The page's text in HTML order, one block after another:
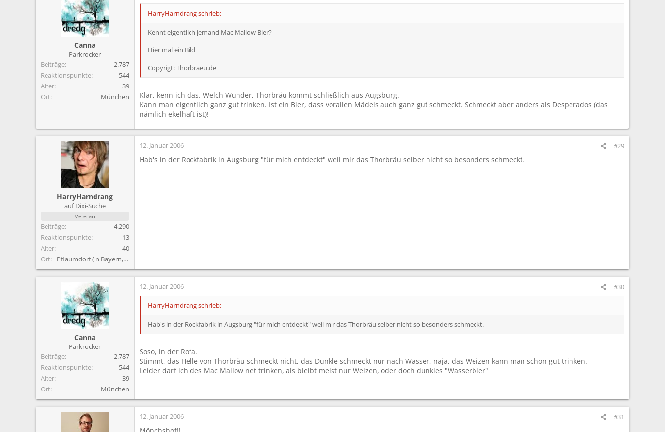
Canna
Parkrocker
Beiträge
2.787
Reaktionspunkte
544
Alter
39
Ort
München
HarryHarndrang schrieb:
Kennt eigentlich jemand Mac Mallow Bier?
Hier mal ein Bild
Copyrigt: Thorbraeu.de
Klar, kenn ich das. Welch Wunder, Thorbräu kommt schließlich aus Augsburg.
Kann man eigentlich ganz gut trinken. Ist ein Bier, dass vorallen Mädels auch ganz gut schmeckt. Schmeckt aber anders als Desperados (das
nämlich ekelhaft ist)!
HarryHarndrang
auf Dixi-Suche
Veteran
Beiträge
4.290
Reaktionspunkte
13
Alter
40
Ort
Pflaumdorf (in Bayern, nähe Ammersee)
12. Januar 2006 #29
Hab's in der Rockfabrik in Augsburg "für mich entdeckt" weil mir das Thorbräu selber nicht so besonders schmeckt.
Canna
Parkrocker
Beiträge
2.787
Reaktionspunkte
544
Alter
39
Ort
München
12. Januar 2006 #30
HarryHarndrang schrieb:
Hab's in der Rockfabrik in Augsburg "für mich entdeckt" weil mir das Thorbräu selber nicht so besonders schmeckt.
Soso, in der Rofa.
Stimmt, das Helle von Thorbräu schmeckt nicht, das Dunkle schmeckt nur nach Wasser, naja, das Weizen kann man schon gut trinken.
Leider darf ich des Mac Mallow net trinken, als bleibt meist nur Weizen, oder doch dunkles "Wasserbier"
12. Januar 2006 #31
Mönchshof!!